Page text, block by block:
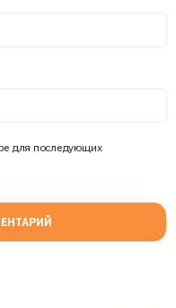
для последующих